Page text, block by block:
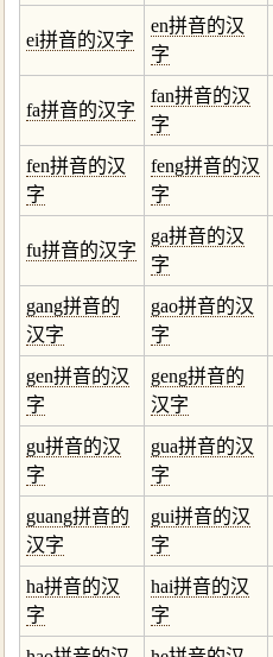
ei拼音的汉字
en拼音的汉
字
fa拼音的汉字
fan拼音的汉
字
fen拼音的汉
字
feng拼音的汉
字
fu拼音的汉字
ga拼音的汉
字
gang拼音的
汉字
gao拼音的汉
字
gen拼音的汉
字
geng拼音的
汉字
gu拼音的汉
字
gua拼音的汉
字
guang拼音的
汉字
gui拼音的汉
字
ha拼音的汉
字
hai拼音的汉
字